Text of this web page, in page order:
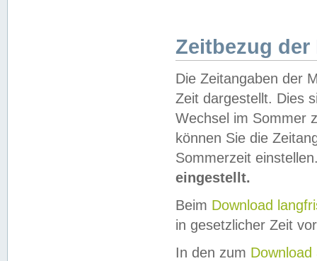
Zeitbezug der
Die Zeitangaben der
Zeit dargestellt. Dies
Wechsel im Sommer
können Sie die
Sommerzeit
eingestellt.
Beim Download
in gesetzlicher Zeit
In den zum Download